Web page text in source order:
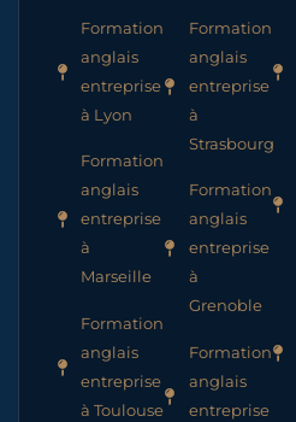
Formation
anglais
entreprise
à Lyon
Formation
anglais
entreprise
à
Marseille
Formation
anglais
entreprise
à Toulouse
Formation
anglais
entreprise
à
Strasbourg
Formation
anglais
entreprise
à
Grenoble
Formation
anglais
entreprise